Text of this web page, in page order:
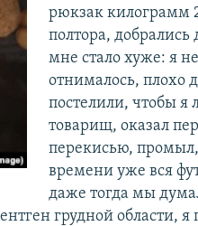
рюкзак килограмм
полтора, добрались
мне стало хуже: я
отнималось, плохо
постелили, чтобы
товарищ, оказал
перекисью,
времени уже вся
даже тогда мы
грудной области,